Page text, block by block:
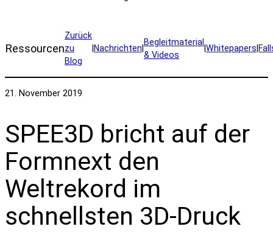
Ressourcen
Zurück
zu
Blog
Nachrichten
Begleitmaterial
& Videos
Whitepapers
21. November 2019
SPEE3D bricht auf der
Formnext den
Weltrekord im
schnellsten 3D-Druck